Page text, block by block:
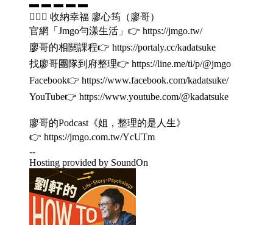
▬ ▬ ▬ ▬ ▬
🙋🏻‍♀️ 收納幸福 廖心筠（廖哥）
官網「Jmgo勻漾生活」👉 https://jmgo.tw/
廖哥的相關課程👉 https://portaly.cc/kadatsuke
找廖哥團隊到府整理👉 https://line.me/ti/p/@jmgo
Facebook👉 https://www.facebook.com/kadatsuke/
YouTube👉 https://www.youtube.com/@kadatsuke
廖哥的Podcast《姐，整理的是人生》
👉 https://jmgo.com.tw/YcUTm
--
Hosting provided by SoundOn